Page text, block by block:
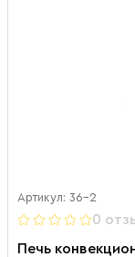
Артикул: 36-2
0
Печь